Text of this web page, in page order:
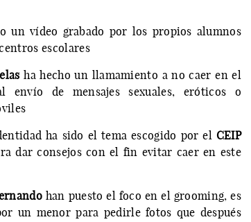
un vídeo grabado por los propios alumnos
escolares
ha hecho un llamamiento a no caer en el
de mensajes sexuales, eróticos o
ha sido el tema escogido por el CEIP
dar consejos con el fin evitar caer en este
han puesto el foco en el grooming, es
un menor para pedirle fotos que después